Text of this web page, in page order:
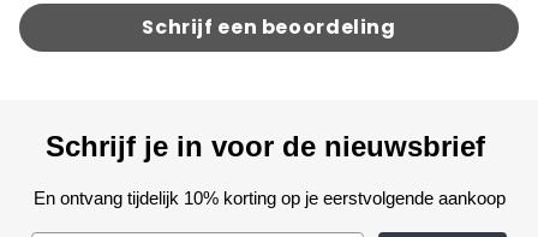
Schrijf een beoordeling
Schrijf je in voor de nieuwsbrief
En ontvang tijdelijk 10% korting op je eerstvolgende aankoop